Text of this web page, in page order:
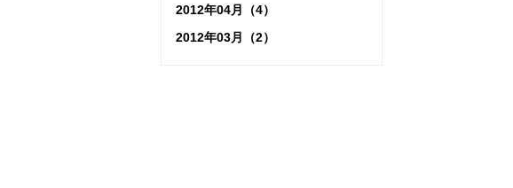
2012年04月（4）
2012年03月（2）